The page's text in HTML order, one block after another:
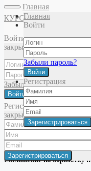
Главная
КУРСЫ
Войти
закрыть
Забыли пароль?
Войти
Регистрация
закрыть
Главная
Войти
Забыли пароль?
Войти
Регистрация
Главная
верхнюю губу и крыло
× закрыть
Пользовательское
Соглашение на обработку